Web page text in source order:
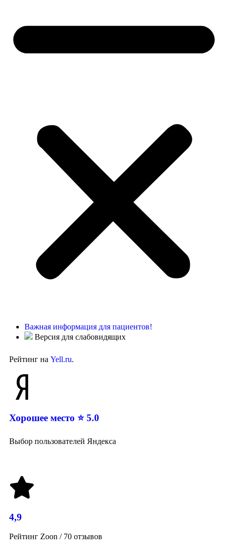
Важная информация для пациентов!
Версия для слабовидящих
Рейтинг на Yell.ru.
Хорошее место ⭐ 5.0
Выбор пользователей Яндекса
4,9
Рейтинг Zoon / 70 отзывов